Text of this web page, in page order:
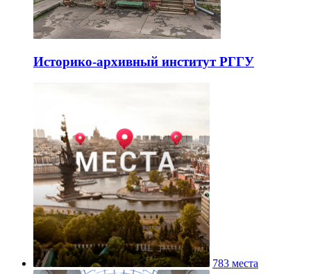
Историко-архивный институт РГГУ
783 места